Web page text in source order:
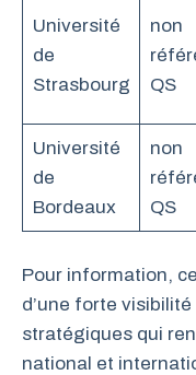
Université
de
Strasbourg
non
QS
Université
de
Bordeaux
non
QS
Pour information,
d’une forte
stratégiques qui
national et